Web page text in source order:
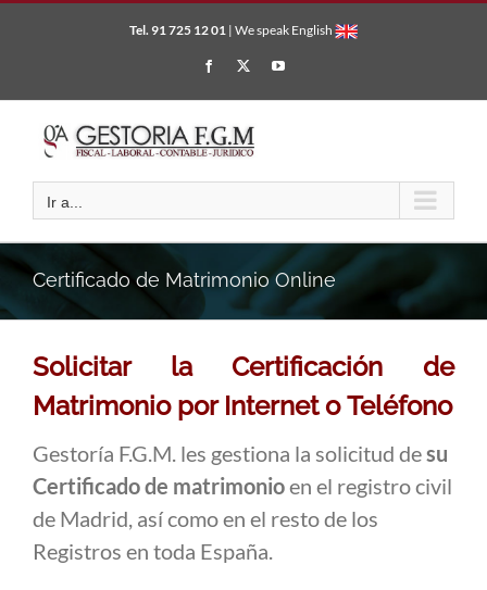
Tel. 91 725 12 01 | We speak English
Facebook YouTube
Ir a...
Certificado de Matrimonio Online
Solicitar la Certificación de
Matrimonio por Internet oTeléfono
Gestoría F.G.M. les gestiona la solicitud desu
Certificado de matrimonioen el registro civil
de Madrid, así como en el resto de los
Registros en toda España.